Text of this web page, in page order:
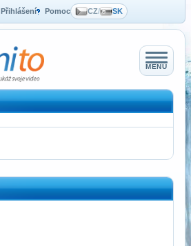
Přihlášení Pomoc CZ/ SK
MENU